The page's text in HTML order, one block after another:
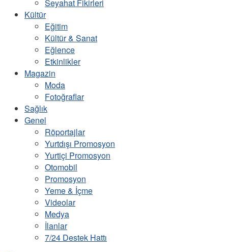
Seyahat Fikirleri
Kültür
Eğitim
Kültür & Sanat
Eğlence
Etkinlikler
Magazin
Moda
Fotoğraflar
Sağlık
Genel
Röportajlar
Yurtdışı Promosyon
Yurtiçi Promosyon
Otomobil
Promosyon
Yeme & İçme
Videolar
Medya
İlanlar
7/24 Destek Hattı